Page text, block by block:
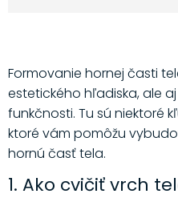
Formovanie hornej časti
estetického hľadiska, ale
funkčnosti. Tu sú niektoré
ktoré vám pomôžu
hornú časť tela.
1. Ako cvičiť vrch